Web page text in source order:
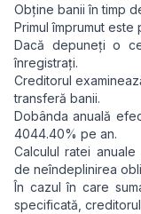
Obține banii în timp
Primul împrumut este
Dacă depuneți o
înregistrați.
Creditorul
transferă banii.
Dobânda anuală
4044.40% pe an.
Calculul ratei
de neîndeplinirea
În cazul în care
specificată,